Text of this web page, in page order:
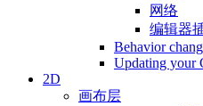
网络
编辑器
Behavior
Updating your
2D
画布层